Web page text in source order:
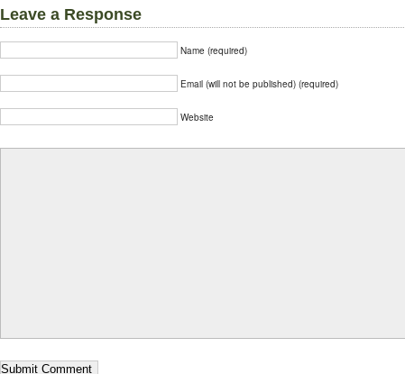
Leave a Response
Name (required)
Email (will not be published) (required)
Website